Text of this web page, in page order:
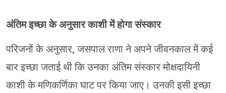
अंतिम इच्छा के अनुसार काशी में होगा संस्कार
परिजनों के अनुसार, जसपाल राणा ने अपने जीवनकाल में कई
बार इच्छा जताई थी कि उनका अंतिम संस्कार मोक्षदायिनी
काशी के मणिकर्णिका घाट पर किया जाए। उनकी इसी इच्छा